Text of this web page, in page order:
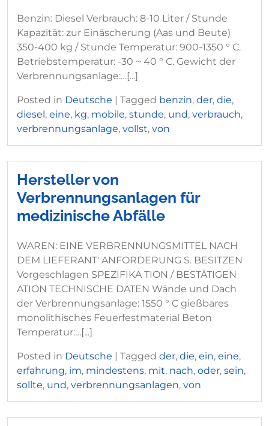
Benzin: Diesel Verbrauch: 8-10 Liter / Stunde
Kapazität: zur Einäscherung (Aas und Beute)
350-400 kg / Stunde Temperatur: 900-1350 ° C.
Betriebstemperatur: -30 ~ 40 ° C. Gewicht der
Verbrennungsanlage:…[...]
Posted in Deutsche | Tagged benzin, der, die,
diesel, eine, kg, mobile, stunde, und, verbrauch,
verbrennungsanlage, vollst, von
Hersteller von
Verbrennungsanlagen für
medizinische Abfälle
WAREN: EINE VERBRENNUNGSMITTEL NACH
DEM LIEFERANT' ANFORDERUNG S. BESITZEN
Vorgeschlagen SPEZIFIKA TION / BESTÄTIGEN
ATION TECHNISCHE DATEN Wände und Dach
der Verbrennungsanlage: 1550 ° C gießbares
monolithisches Feuerfestmaterial Beton
Temperatur:…[...]
Posted in Deutsche | Tagged der, die, ein, eine,
erfahrung, im, mindestens, mit, nach, oder, sein,
sollte, und, verbrennungsanlagen, von